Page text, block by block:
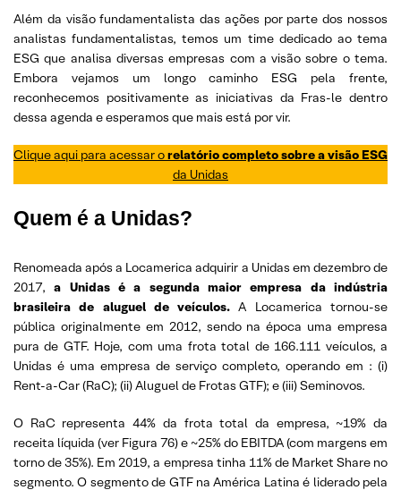
Além da visão fundamentalista das ações por parte dos nossos
analistas fundamentalistas, temos um time dedicado ao tema
ESG que analisa diversas empresas com a visão sobre o tema.
Embora vejamos um longo caminho ESG pela frente,
reconhecemos positivamente as iniciativas da Fras-le dentro
dessa agenda e esperamos que mais está por vir.
Clique aqui para acessar orelatório completo sobre a visão ESG
da Unidas
Quem é a Unidas?
Renomeada após a Locamerica adquirir a Unidas em dezembro de
2017,a Unidas é a segunda maior empresa da indústria
brasileira de aluguel de veículos. A Locamerica tornou-se
pública originalmente em 2012, sendo na época uma empresa
pura de GTF. Hoje, com uma frota total de 166.111 veículos, a
Unidas é uma empresa de serviço completo, operando em : (i)
Rent-a-Car (RaC); (ii) Aluguel de Frotas GTF); e (iii) Seminovos.
O RaC representa 44% da frota total da empresa, ~19% da
receita líquida (ver Figura 76) e ~25% do EBITDA (com margens em
torno de 35%). Em 2019, a empresa tinha 11% de Market Share no
segmento. O segmento de GTF na América Latina é liderado pela